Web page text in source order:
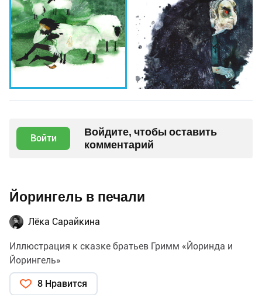
Войти
Войдите, чтобы оставить
комментарий
Йорингель в печали
Лёка Сарайкина
Иллюстрация к сказке братьев Гримм «Йоринда и
Йорингель»
8 Нравится